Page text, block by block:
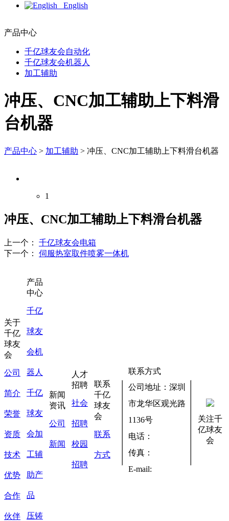
English
产品中心
千亿球友会自动化
千亿球友会机器人
加工辅助
冲压、CNC加工辅助上下料滑
台机器
产品中心 > 加工辅助 > 冲压、CNC加工辅助上下料滑台机器
1
冲压、CNC加工辅助上下料滑台机器
上一个： 千亿球友会电箱
下一个： 伺服热室取件喷雾一体机
关于
千亿
球友
会
公司
简介
荣誉
资质
技术
优势
合作
伙伴
产品
中心
千亿
球友
会机
器人
千亿
球友
会加
工辅
助产
品
压铸
新闻
资讯
公司
新闻
人才
招聘
社会
招聘
校园
招聘
联系
千亿
球友
会
联系
方式
联系方式
公司地址：深圳
市龙华区观光路
1136号
电话：
传真：
E-mail:
关注千
亿球友
会